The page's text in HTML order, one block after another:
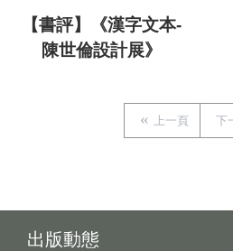
【書評】《漢字文本-
陳世倫設計展》
上一頁 下
出版動態